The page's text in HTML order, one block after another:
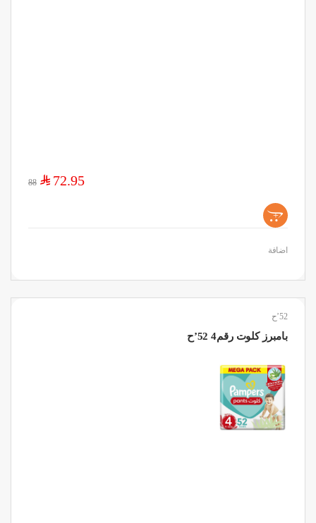
72.95
$
88
+
اضافة
52’ح
بامبرز كلوت رقم4 52’ح